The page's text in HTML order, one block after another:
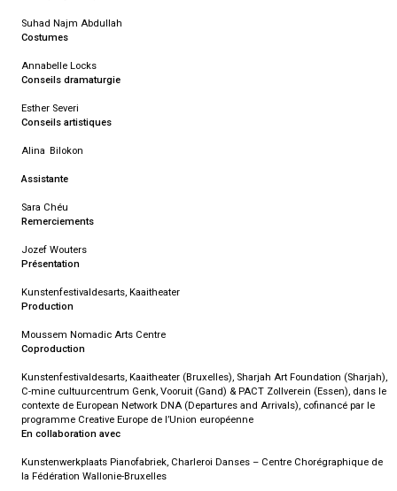
Suhad Najm Abdullah
Costumes
Annabelle Locks
Conseils dramaturgie
Esther Severi
Conseils artistiques
Alina Bilokon
Assistante
Sara Chéu
Remerciements
Jozef Wouters
Présentation
Kunstenfestivaldesarts, Kaaitheater
Production
Moussem Nomadic Arts Centre
Coproduction
Kunstenfestivaldesarts, Kaaitheater (Bruxelles), Sharjah Art Foundation (Sharjah),
C-mine cultuurcentrum Genk, Vooruit (Gand) & PACT Zollverein (Essen), dans le
contexte de European Network DNA (Departures and Arrivals), cofinancé par le
programme Creative Europe de l’Union européenne
En collaboration avec
Kunstenwerkplaats Pianofabriek, Charleroi Danses – Centre Chorégraphique de
la Fédération Wallonie-Bruxelles